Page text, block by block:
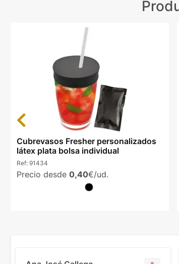
Cubrevasos Fresher personalizados
látex plata bolsa individual
Ref: 91434
Precio desde 0,40€/ud.
Previous